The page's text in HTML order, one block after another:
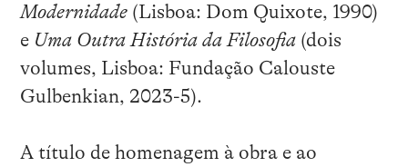
Modernidade(Lisboa: Dom Quixote, 1990)
e Uma Outra História da Filosofia(dois
volumes, Lisboa: Fundação Calouste
Gulbenkian, 2023-5).
A título de homenagem à obra e ao